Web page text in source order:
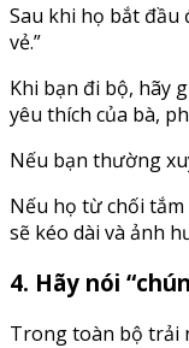
Sau khi họ bắt đầu
vẻ.”
Khi bạn đi bộ, hãy
yêu thích của bà,
Nếu bạn thường
Nếu họ từ chối tắm
sẽ kéo dài và ảnh
4. Hãy nói
Trong toàn bộ trải